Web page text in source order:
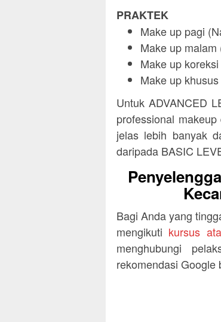
PRAKTEK
Make up pagi
Make up malam
Make up
Make up
Untuk ADVANCED
professional
jelas lebih banyak
daripada BASIC
Bagi Anda yang
mengikuti kursus
menghubungi
rekomendasi Google